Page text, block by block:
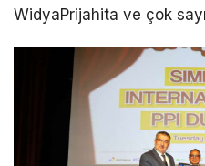
WidyaPrijahita ve çok